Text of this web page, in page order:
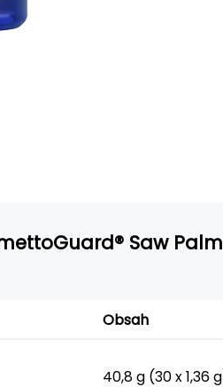
Saw
Obsah
40,8 g (30 x 1,36